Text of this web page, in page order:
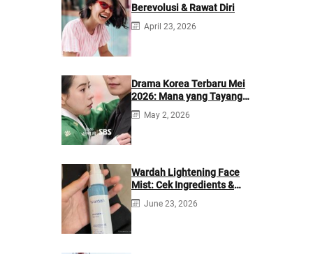
Berevolusi & Rawat Diri
April 23, 2026
Drama Korea Terbaru Mei
2026: Mana yang Tayang
di Netflix?
May 2, 2026
Wardah Lightening Face
Mist: Cek Ingredients &
Manfaatnya
June 23, 2026